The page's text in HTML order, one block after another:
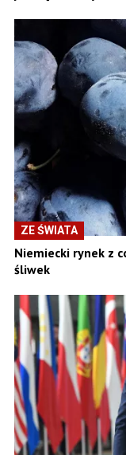
ZE ŚWIATA
Niemiecki rynek z
śliwek